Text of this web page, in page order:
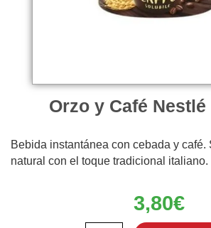
Orzo y Café
Bebida instantánea con cebada y café.
natural con el toque tradicional italiano.
3,80€